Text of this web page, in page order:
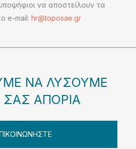
να αποστείλουν τα
e-mail: hr@toposae.gr
ΝΑ ΛΥΣΟΥΜΕ
ΣΑΣ ΑΠΟΡΙΑ